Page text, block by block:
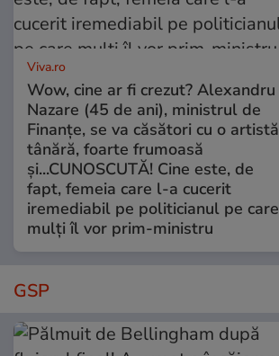
Viva.ro
Wow, cine ar fi crezut? Alexandru
Nazare (45 de ani), ministrul de
Finanțe, se va căsători cu o artistă
tânără, foarte frumoasă
și...CUNOSCUTĂ! Cine este, de
fapt, femeia care l-a cucerit
iremediabil pe politicianul pe care
mulți îl vor prim-ministru
GSP